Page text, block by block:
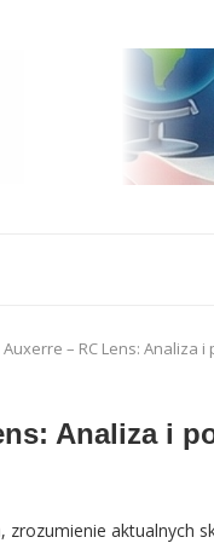
Auxerre – RC Lens: Analiza
Analiza i
aktualnych